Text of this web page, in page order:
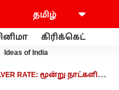
கிரிக்கெட்
Ideas of India
RATE: மூன்று நாட்களில்